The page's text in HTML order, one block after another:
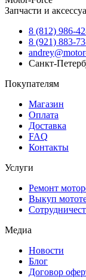
Запчасти и
8 (812) 986-
8 (921) 883-
Санкт-
Покупателям
Магазин
Оплата
Доставка
FAQ
Контакты
Услуги
Ремонт
Выкуп
Медиа
Новости
Блог
Договор